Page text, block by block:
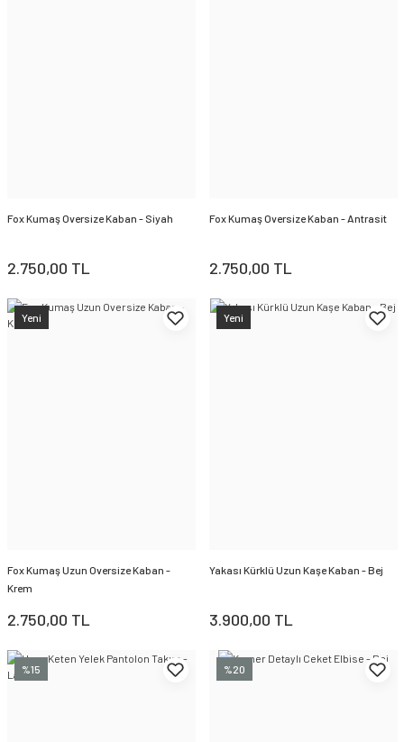
Fox Kumaş Oversize Kaban - Siyah
2.750,00 TL
Fox Kumaş Oversize Kaban - Antrasit
2.750,00 TL
Yeni
Fox Kumaş Uzun Oversize Kaban -
Krem
2.750,00 TL
Yeni
Yakası Kürklü Uzun Kaşe Kaban - Bej
3.900,00 TL
%15 %20